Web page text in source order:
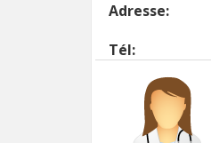
Adresse:
Tél: